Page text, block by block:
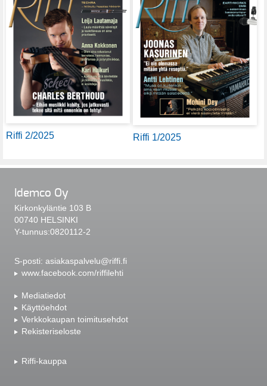
Riffi 2/2025 Riffi 1/2025
Idemco Oy
Kirkonkyläntie 103 B
00740 HELSINKI
Y-tunnus:0820112-2
S-posti: asiakaspalvelu@riffi.fi
www.facebook.com/riffilehti
Mediatiedot
Käyttöehdot
Verkkokaupan toimitusehdot
Rekisteriseloste
Riffi-kauppa